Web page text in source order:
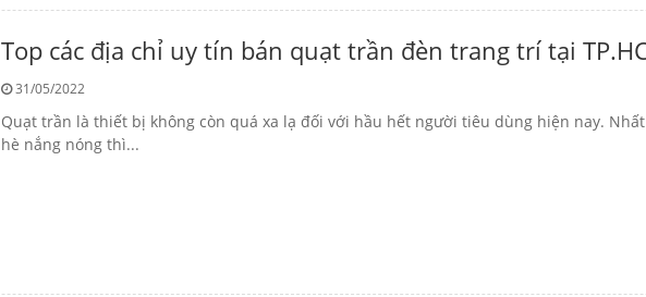
Top các địa chỉ uy tín bán quạt trần đèn trang trí tại
31/05/2022
Quạt trần là thiết bị không còn quá xa lạ đối với hầu hết người tiêu dùng hiện nay.
hè nắng nóng thì...